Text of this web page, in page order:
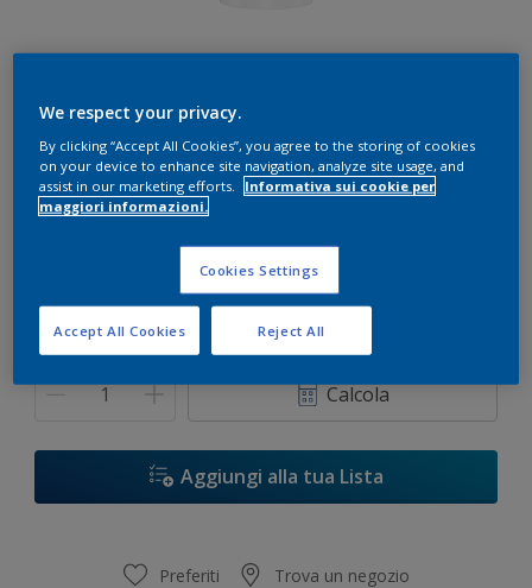
Bianco
Solo 1 colore disponibile
1 L
14 L
Quantità Paint Calculator
Calcola
Aggiungi alla tua Lista
Preferiti Trova un negozio
We respect your privacy.
By clicking “Accept All Cookies”, you agree to the storing of cookies
on your device to enhance site navigation, analyze site usage, and
assist in our marketing efforts.
Informativa sui cookie per
maggiori informazioni.
Cookies Settings
Reject All
Accept All Cookies